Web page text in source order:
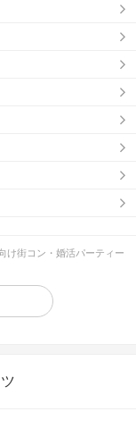
け街コン・婚活パーティー